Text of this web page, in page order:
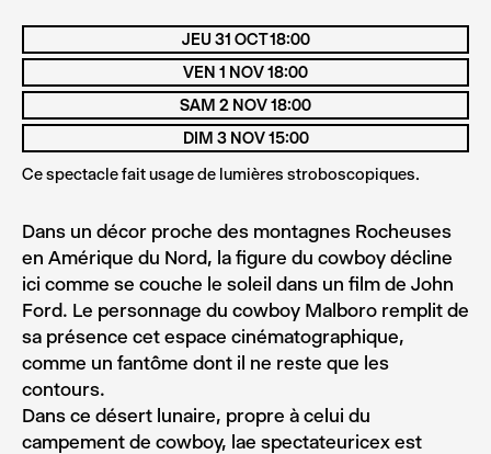
Dans un décor proche des montagnes Rocheuses
en Amérique du Nord, la figure du cowboy décline
ici comme se couche le soleil dans un film de John
Ford. Le personnage du cowboy Malboro remplit de
sa présence cet espace cinématographique,
comme un fantôme dont il ne reste que les
contours.
Dans ce désert lunaire, propre à celui du
campement de cowboy, lae spectateuricex est
JEU 31 OCT 18:00
VEN 1 NOV 18:00
SAM 2 NOV 18:00
DIM 3 NOV 15:00
Ce spectacle fait usage de lumières stroboscopiques.